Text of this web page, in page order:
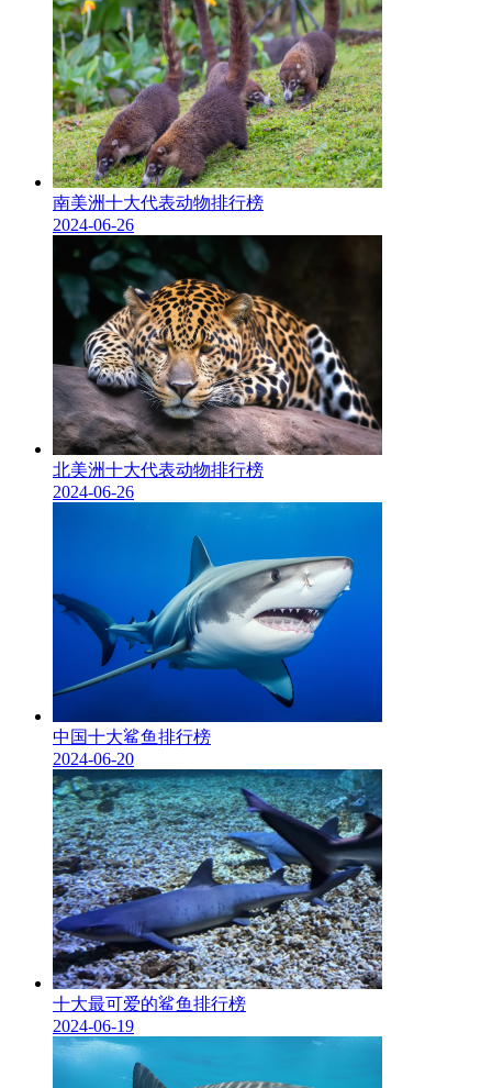
南美洲十大代表动物排行榜
2024-06-26
北美洲十大代表动物排行榜
2024-06-26
中国十大鲨鱼排行榜
2024-06-20
十大最可爱的鲨鱼排行榜
2024-06-19